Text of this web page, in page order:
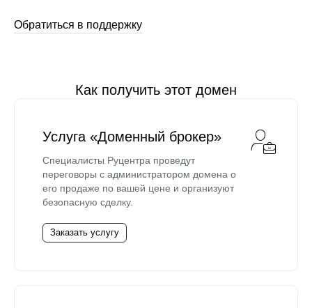
Обратиться в поддержку
Как получить этот домен
Услуга «Доменный брокер»
Специалисты Руцентра проведут
переговоры с администратором домена о
его продаже по вашей цене и организуют
безопасную сделку.
Заказать услугу